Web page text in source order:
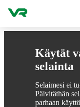
Käytät
selainta
Selaimesi ei
Päivitäthän
parhaan
Hyppää sisältöön